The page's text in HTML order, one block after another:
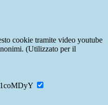
cookie tramite video youtube
(Utilizzato per il